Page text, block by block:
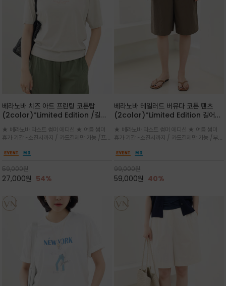
베라노바 치즈 아트 프린팅 코튼탑
(2color)*Limited Edition /길어
세요 ^^
★ 베라노바 라스트 썸머 에디션 ★ 여름 썸머
휴가 기간 ~소진시까지 / 카드결제만 가능 /프론
러스트 프린트가 더해져 과하지 않으면서도 세련
59,000원
27,000원 54%
베라노바 테일러드 버뮤다 코튼 팬츠
(2color)*Limited Edition 길어진
^^
★ 베라노바 라스트 썸머 에디션 ★ 여름 썸머
휴가 기간 ~소진시까지 / 카드결제만 가능 /부드
은은한 매트 컬러가 고급스러운 분위기
99,000원
59,000원 40%